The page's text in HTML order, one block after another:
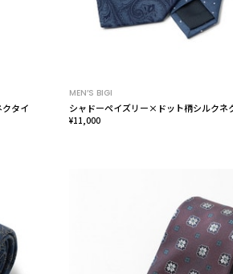
クタイ
MEN’S BIGI
シャドーペイズリー×ドット柄シルクネ
¥11,000